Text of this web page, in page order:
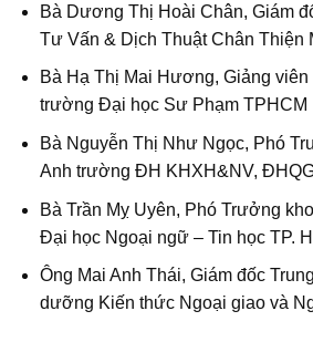
Bà Dương Thị Hoài Chân, Giám
Tư Vấn & Dịch Thuật Chân Thiện
Bà Hạ Thị Mai Hương, Giảng
trường Đại học Sư Phạm TPHCM
Bà Nguyễn Thị Như Ngọc, Phó
Anh trường ĐH KHXH&NV,
Bà Trần Mỵ Uyên, Phó Trưởng
Đại học Ngoại ngữ – Tin học TP.
Ông Mai Anh Thái, Giám đốc
dưỡng Kiến thức Ngoại giao và